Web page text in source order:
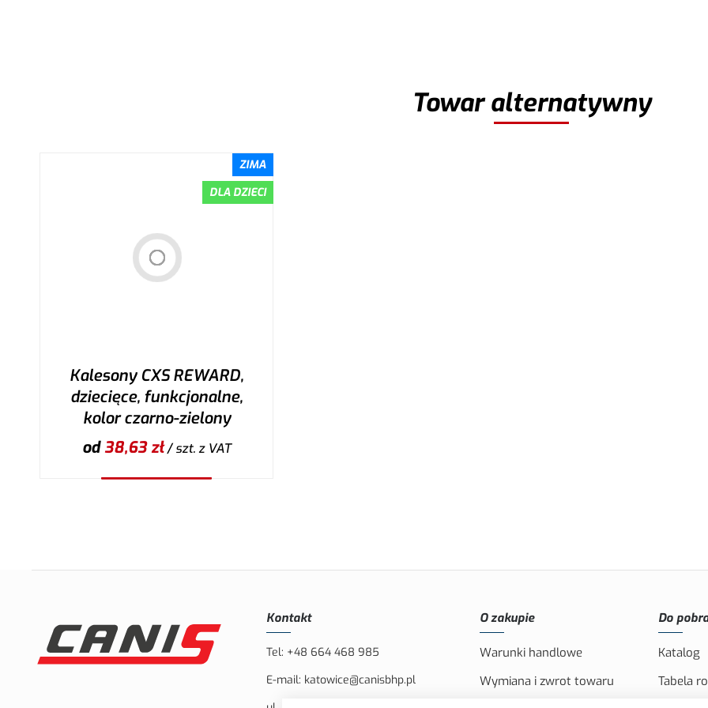
Towar alternatywny
ZIMA
DLA DZIECI
Kalesony CXS REWARD,
dziecięce, funkcjonalne,
kolor czarno-zielony
od38,63zł/ szt.z VAT
Kontakt
Tel: +48 664 468 985
E-mail: katowice@canisbhp.pl
O zakupie
Warunki handlowe
Wymiana i zwrot towaru
Do
Katalog
Tabela